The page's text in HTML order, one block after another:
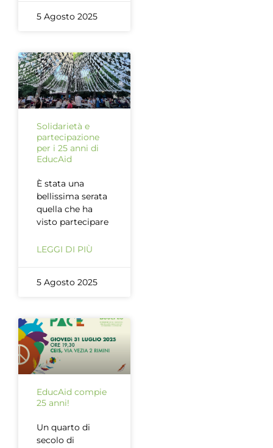
5 Agosto 2025
Solidarietà e
partecipazione
per i 25 anni di
EducAid
È stata una
bellissima serata
quella che ha
visto partecipare
LEGGI DI PIÙ
5 Agosto 2025
EducAid compie
25 anni!
Un quarto di
secolo di